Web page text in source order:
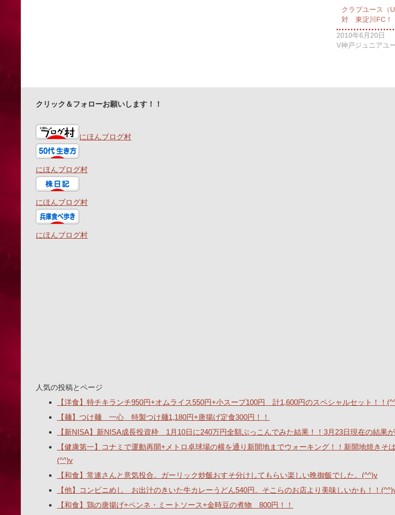
クラブユース（
対 東淀川FC！
2010年6月20日
V神戸ジュニアユ
クリック＆フォローお願いします！！
にほんブログ村
にほんブログ村
にほんブログ村
にほんブログ村
人気の投稿とページ
【洋食】特チキランチ950円+オムライス550円+小スープ100円 計1,600円のスペシャルセット！！
【麺】つけ麺 一心 特製つけ麺1,180円+唐揚げ定食300円！！
【新NISA】新NISA成長投資枠 1月10日に240万円全額ぶっこんでみた結果！！3月23日現在の結果が
【健康第一】コナミで運動再開+メトロ卓球場の横を通り新開地までウォーキング！！新開地焼きそ
(^^)v
【和食】常連さんと意気投合。ガーリック炒飯おすそ分けしてもらい楽しい晩御飯でした。(^^)v
【他】コンビニめし お出汁のきいた牛カレーうどん540円。そこらのお店より美味しいかも！！
【和食】鶏の唐揚げ+ペンネ・ミートソース+金時豆の煮物 800円！！